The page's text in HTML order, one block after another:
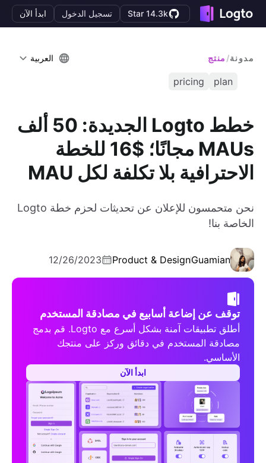
Star 14.3k تسجيل الدخول ابدأ الآن
مدونة/ منتج العربية
plan
pricing
خطط Logto الجديدة: 50 ألف
MAUs مجانًا؛ $16 للخطة
الاحترافية بلا تكلفة لكل MAU
نحن متحمسون للإعلان عن تحديثات لحزم خطة Logto
الخاصة بنا!
Guamian
Product & Design
12/26/2023
توقف عن إضاعة أسابيع في مصادقة المستخدم
أطلق تطبيقات آمنة بشكل أسرع مع Logto. قم بدمج
مصادقة المستخدم في دقائق وركز على منتجك
الأساسي.
ابدأ الآن